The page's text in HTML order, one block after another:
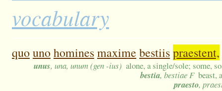
vocabulary
quounohominesmaxime bestiispraestent,
unus, una, unum (gen -ius) alone, a single/sole; some,
bestia, bestiae F beast,
praesto,